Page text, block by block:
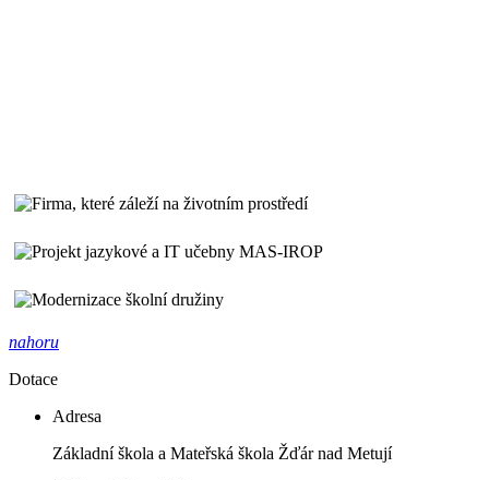
nahoru
Dotace
Adresa
Základní škola a Mateřská škola Žďár nad Metují